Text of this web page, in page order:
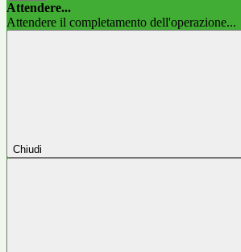
Attendere...
Attendere il completamento dell'operazione...
Chiudi